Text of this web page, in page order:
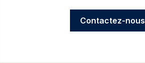
Contactez-nous